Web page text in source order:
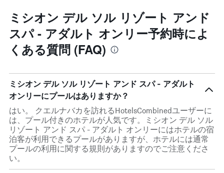
ミシオン デル ソル リゾート アンド
スパ - アダルト オンリー予約時によ
くある質問 (FAQ)
ミシオン デル ソル リゾート アンド スパ - アダルト
オンリーにプールはありますか？
はい。 クエルナバカを訪れるHotelsCombinedユーザーに
は、プール付きのホテルが人気です。ミシオン デル ソル
リゾート アンド スパ - アダルト オンリーにはホテルの宿
泊客が利用できるプールがありますが、ホテルには通常
プールの利用に関する規則がありますのでご注意くださ
い。